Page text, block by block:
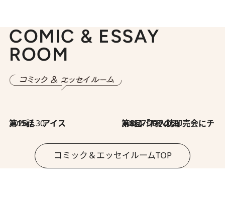
COMIC & ESSAY
ROOM
2026.7.30
第15話 アイス 2026.7.30
第8回「同人誌即売会にチャレンジ その2」
コミック＆エッセイルームTOP